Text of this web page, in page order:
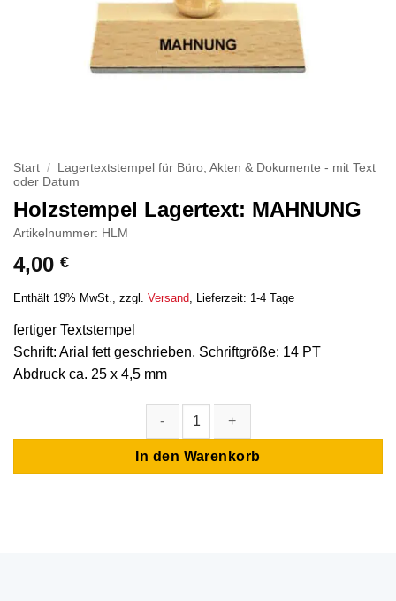
Start /
Lagertextstempel für Büro, Akten & Dokumente - mit Text
oder Datum
Holzstempel Lagertext: MAHNUNG
Artikelnummer: HLM
4,00 €
Enthält 19% MwSt. zzgl. Versand Lieferzeit: 1-4 Tage
fertiger Textstempel
Schrift: Arial fett geschrieben, Schriftgröße: 14 PT
Abdruck ca. 25 x 4,5 mm
Holzstempel Lagertext: MAHNUNG Menge
In den Warenkorb